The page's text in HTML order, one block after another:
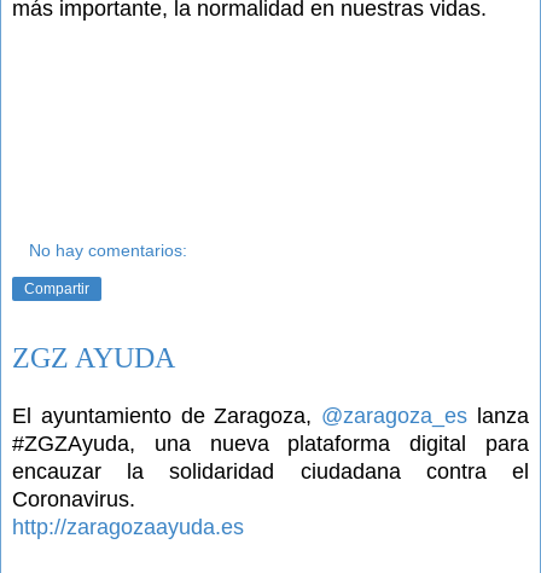
más importante, la normalidad en nuestras vidas.
No hay comentarios:
Compartir
ZGZ AYUDA
El ayuntamiento de Zaragoza, @zaragoza_es lanza
#ZGZAyuda, una nueva plataforma digital para
encauzar la solidaridad ciudadana contra el
Coronavirus.
http://zaragozaayuda.es